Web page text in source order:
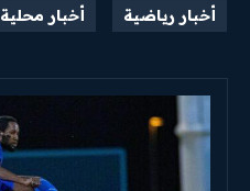
أخبار رياضية أخبار محلية